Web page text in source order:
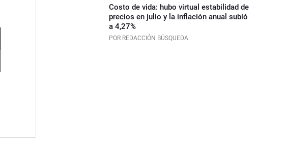
Costo de vida: hubo virtual estabilidad de
precios en julio y la inflación anual subió
a 4,27%
POR REDACCIÓN BÚSQUEDA